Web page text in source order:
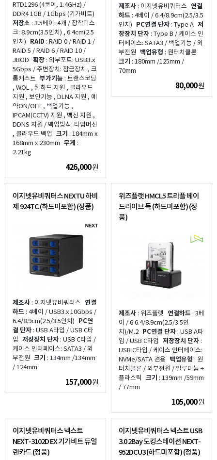
RTD1296 (4코어, 1.4GHz) /
DDR4 1GB / 1Gbps (기가비트)
저장소 : 3.5베이: 4개 / 장착디스
크: 8.9cm(3.5인치) , 6.4cm(2.5
인치) RAID : RAID 0 / RAID 1 /
RAID 5 / RAID 6 / RAID 10 /
JBOD 확장 : 외부포트: USB3.x
5Gbps / 주변장치: 잠금장치 , 크
롬캐스트 부가기능 : 트랜스코딩
, WOL , 웹하드 지원 , 클라우드
지원 , 보안기능 , DLNA 지원 , 예
약ON/OFF , 백업기능 ,
IPCAM(CCTV) 지원 , 백신 지원 ,
DDNS 지원 / 백업방식: 타임머신
, 클라우드 백업 크기 : 184mm x
168mm x 230mm 무게 :
2.21kg
426,000원
제조사 : 이지넷유비쿼터스 연결
하드 : 4베이 / 6.4/8.9cm(2.5/3.5
인치) PC연결 단자 : Type A 저
장장치 단자 : Type B / 케이스 인
터페이스: SATA3 / 백업기능 / 외
부전원 백업유형 : 원터치클론
크기 : 180mm /125mm /
70mm
80,000원
이지넷유비쿼터스 NEXTU 하비
제 924TC (하드미포함) (정품)
제조사 : 이지넷유비쿼터스 연결
하드 : 4베이 / USB3.x 10Gbps /
6.4/8.9cm(2.5/3.5인치) PC연
결 단자 : USB A타입 / USB C타
입 저장장치 단자 : USB C타입 /
케이스 인터페이스: SATA3 / 외
부전원 크기 : 134mm /134mm
/ 124mm
157,000원
위즈플랫 HMCL5 트리플 베이
드라이브 독 (하드미포함) (정
품)
제조사 : 위즈플랫 연결하드 : 3베
이 / 6 6.4/8.9cm(2.5/3.5인
치)/M.2 PC연결 단자 : USB A타
입 / USB C타입 저장장치 단자 :
USB C타입 / 케이스 인터페이스:
NVMe/SATA 겸용 백업유형 : 원
터치클론 / 외부전원 / 알루미늄 +
플라스틱 크기 : 139mm /59mm
/ 77mm
105,000원
이지넷유비쿼터스 넥스트
NEXT-3102D EX 기가비트 듀얼
랜카드 (정품)
이지넷유비쿼터스 넥스트 USB
3.0 2Bay 도킹스테이션 NEXT-
952DCU3 (하드미포함) (정품)